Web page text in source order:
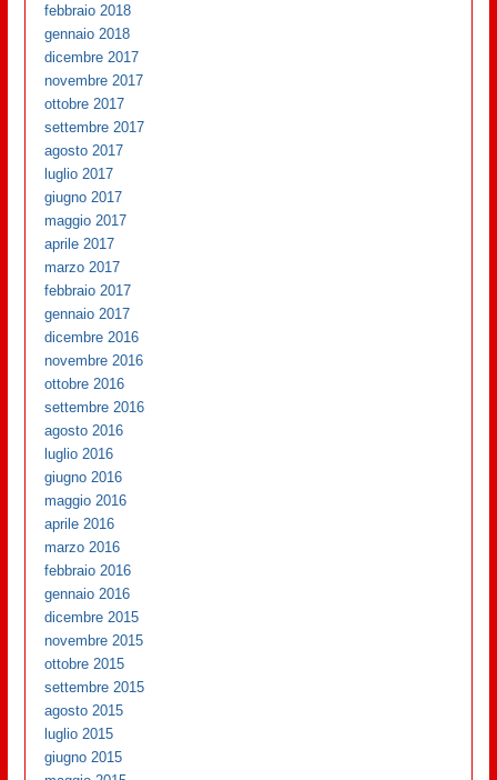
febbraio 2018
gennaio 2018
dicembre 2017
novembre 2017
ottobre 2017
settembre 2017
agosto 2017
luglio 2017
giugno 2017
maggio 2017
aprile 2017
marzo 2017
febbraio 2017
gennaio 2017
dicembre 2016
novembre 2016
ottobre 2016
settembre 2016
agosto 2016
luglio 2016
giugno 2016
maggio 2016
aprile 2016
marzo 2016
febbraio 2016
gennaio 2016
dicembre 2015
novembre 2015
ottobre 2015
settembre 2015
agosto 2015
luglio 2015
giugno 2015